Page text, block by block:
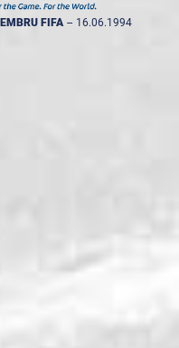
FIFA -- 16.06.1994